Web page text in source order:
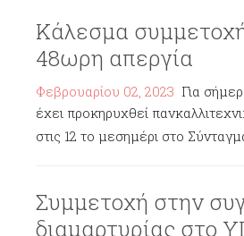
Κάλεσμα
48ωρη απεργία
Φεβρουαρίου 02, 2023 Για
έχει προκηρυχθεί
στις 12 το μεσημέρι στο
Συμμετοχή στην
διαμαρτυρίας στο